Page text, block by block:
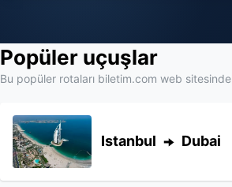
Popüler uçuşlar
Bu popüler rotaları biletim.com web
Istanbul Dubai